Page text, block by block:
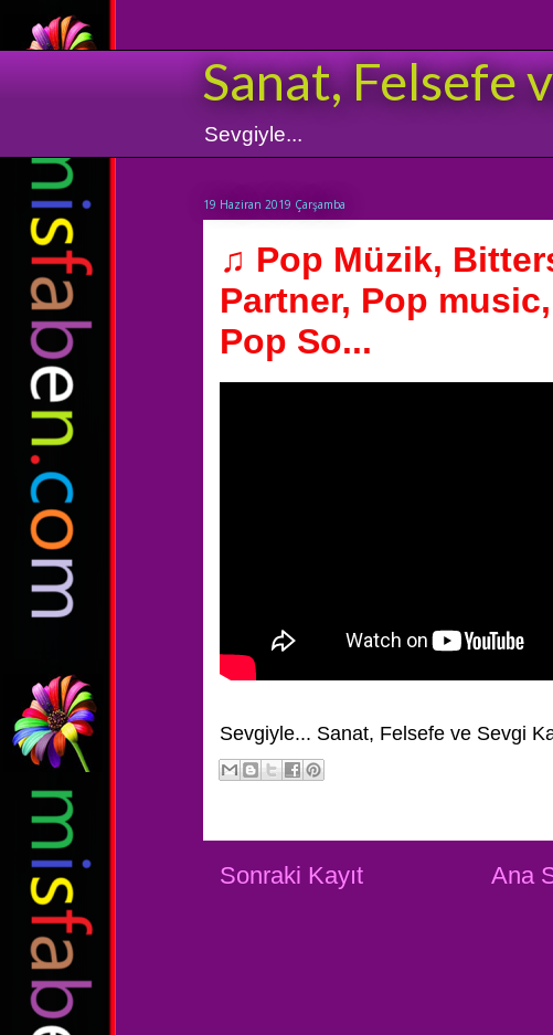
Sanat, Felsefe
Sevgiyle...
19 Haziran 2019 Çarşamba
♫ Pop Müzik,
Partner, Pop
Pop So...
Sevgiyle... Sanat, Felsefe ve Sevgi
Sonraki Kayıt Ana